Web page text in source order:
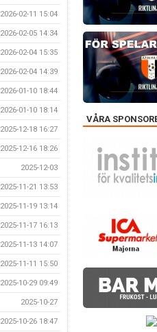
2026-02-11 15:04
2026-02-05 14:34
2026-02-04 15:35
2026-02-04 14:39
2026-01-10 18:44
2026-01-10 18:14
2025-12-18 16:27
2025-12-16 18:26
2025-12-03
2025-11-21 13:53
2025-11-19 13:14
2025-11-17 16:13
2025-11-13 14:07
2025-11-11 15:50
2025-10-29 09:49
2025-10-27
2025-10-26 18:47
VÅRA